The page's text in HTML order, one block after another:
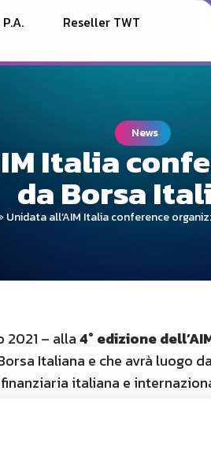
Reseller TWT
News
Italia
da Borsa
Unidata all’AIM Italia conference
2021 – alla4° edizione
Italiana e che avrà luogo
italiana e
alle società l’occasione per